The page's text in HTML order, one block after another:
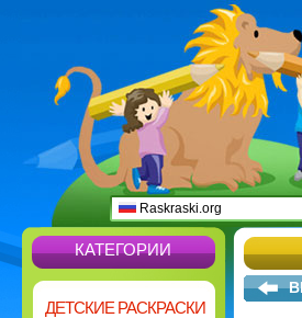
Raskraski.org
КАТЕГОРИИ
ДЕТСКИЕ РАСКРАСКИ